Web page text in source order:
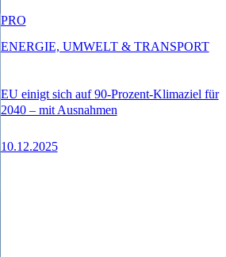
EU einigt sich auf 90-Prozent-Klimaziel für
2040 – mit Ausnahmen
10.12.2025
PRO
ENERGIE, UMWELT & TRANSPORT